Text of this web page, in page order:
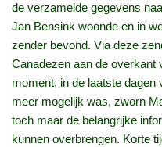
de verzamelde gegevens
Jan Bensink woonde en in
zender bevond. Via deze
Canadezen aan de overkant
moment, in de laatste dagen
meer mogelijk was, zworn
toch maar de belangrijke
kunnen overbrengen. Korte